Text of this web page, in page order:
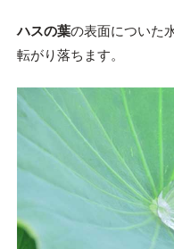
ハスの葉の表面についた
転がり落ちます。